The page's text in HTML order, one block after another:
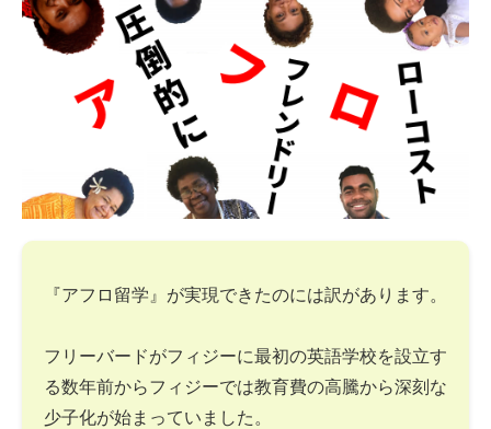
『アフロ留学』が実現できたのには訳があります。
フリーバードがフィジーに最初の英語学校を設立す
る数年前からフィジーでは教育費の高騰から深刻な
少子化が始まっていました。